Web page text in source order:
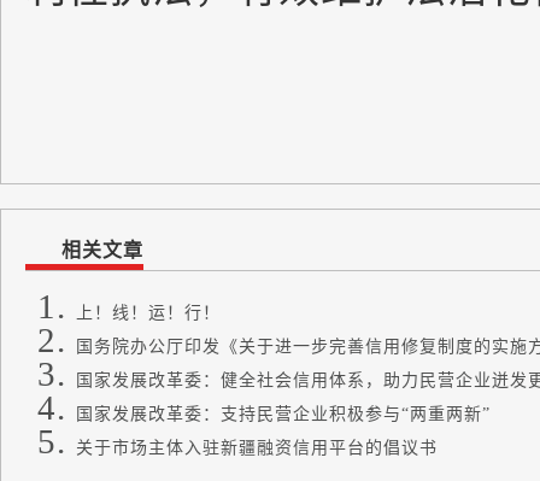
相关文章
上！线！运！行！
国务院办公厅印发《关于进一步完善信用修复制度的实施
国家发展改革委：健全社会信用体系，助力民营企业迸发
国家发展改革委：支持民营企业积极参与“两重两新”
关于市场主体入驻新疆融资信用平台的倡议书